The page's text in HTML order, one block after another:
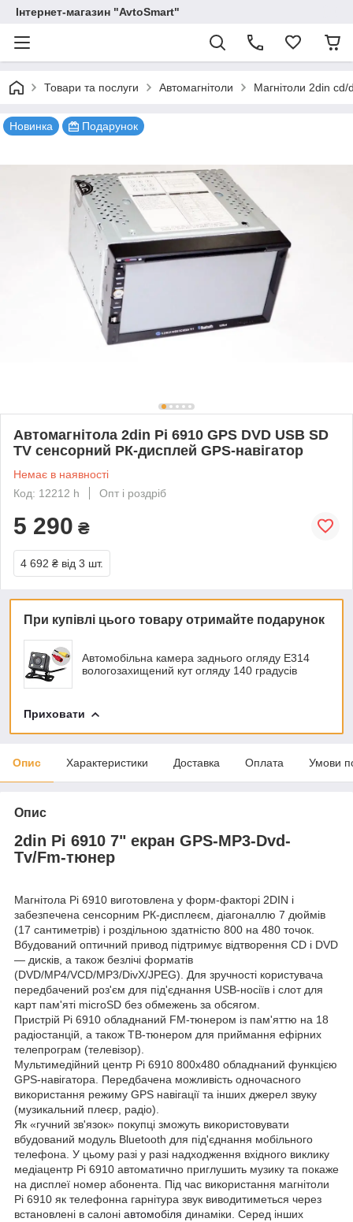
Інтернет-магазин "AvtoSmart"
Товари та послуги Автомагнітоли Магнітоли 2din
Новинка Подарунок
Автомагнітола 2din Pi 6910 GPS DVD USB SD
TV сенсорний РК-дисплей GPS-навігатор
Немає в наявності
Код: 12212 h
Опт і роздріб
5 290 ₴
4 692 ₴ від 3 шт.
При купівлі цього товару отримайте подарунок
Автомобільна камера заднього огляду E314
вологозахищений кут огляду 140 градусів
Приховати
Опис Характеристики Доставка Оплата Умови
Опис
2din Pi 6910 7" екран GPS-MP3-Dvd-
Tv/Fm-тюнер
Магнітола Pi 6910 виготовлена у форм-факторі 2DIN і
забезпечена сенсорним РК-дисплеєм, діагоналлю 7 дюймів
(17 сантиметрів) і роздільною здатністю 800 на 480 точок.
Вбудований оптичний привод підтримує відтворення CD і DVD
— дисків, а також безлічі форматів
(DVD/MP4/VCD/MP3/DivX/JPEG). Для зручності користувача
передбачений роз'єм для під'єднання USB-носіїв і слот для
карт пам'яті microSD без обмежень за обсягом.
Пристрій Pi 6910 обладнаний FM-тюнером із пам'яттю на 18
радіостанцій, а також ТВ-тюнером для приймання ефірних
телепрограм (телевізор).
Мультимедійний центр Pi 6910 800x480 обладнаний функцією
GPS-навігатора. Передбачена можливість одночасного
використання режиму GPS навігації та інших джерел звуку
(музикальний плеєр, радіо).
Як «гучний зв'язок» покупці зможуть використовувати
вбудований модуль Bluetooth для під'єднання мобільного
телефона. У цьому разі у разі надходження вхідного виклику
медіацентр Pi 6910 автоматично приглушить музику та покаже
на дисплеї номер абонента. Під час використання магнітоли
Pi 6910 як телефонна гарнітура звук виводитиметься через
встановлені в салоні автомобіля динаміки. Серед інших